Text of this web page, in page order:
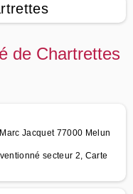
de Chartrettes
Jacquet 77000 Melun
secteur 2, Carte